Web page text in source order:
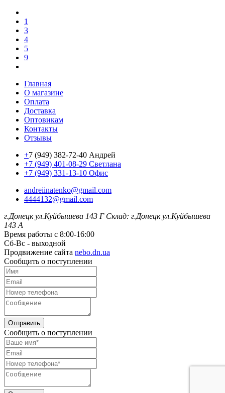
1
3
4
5
9
Главная
О магазине
Оплата
Доставка
Оптовикам
Контакты
Отзывы
+7 (949) 382-72-40 Андрей
+7 (949) 401-08-29 Светлана
+7 (949) 331-13-10 Офис
andreiinatenko@gmail.com
4444132@gmail.com
г.Донецк ул.Куйбышева 143 Г Склад: г.Донецк ул.Куйбышева
143 А
Время работы с 8:00-16:00
Сб-Вс - выходной
Продвижение сайта nebo.dn.ua
Сообщить о поступлении
Отправить
Сообщить о поступлении